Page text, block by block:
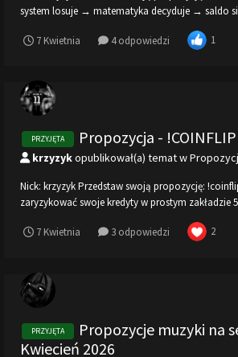
system losuje → matematyka decyduje → saldo
czarne / zielone ﹒liczba: 0–36 bądź zakres liczb
7 Kwietnia 4 odpowiedzi 1
PRZYJĘTA Propozycja - !COINFLIP
krzyzykopublikował(a) temat w
Nick: krzyzyk Przedstaw swoją propozycję:
zaryzykować swoje kredyty w prostym zakładzie
przegraną Jeśli wygrasz — Twoja kwota się
7 Kwietnia 3 odpowiedzi 2
PRZYJĘTA
Propozycje muzyki na
Kwiecień 2026